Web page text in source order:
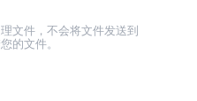
文件，不会将文件发送到
的文件。